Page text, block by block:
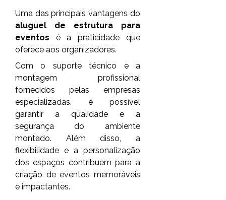
Uma das principais vantagens do
aluguel de estrutura para
eventos é a praticidade que
oferece aos organizadores.
Com o suporte técnico e a
montagem profissional
fornecidos pelas empresas
especializadas, é possível
garantir a qualidade e a
segurança do ambiente
montado. Além disso, a
flexibilidade e a personalização
dos espaços contribuem para a
criação de eventos memoráveis
e impactantes.